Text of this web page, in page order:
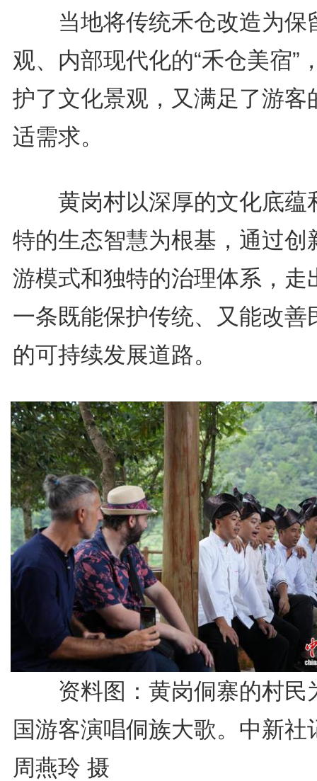
当地将传统禾仓改造为保
观、内部现代化的“禾仓美宿”
护了文化景观，又满足了游客
适需求。
黄岗村以深厚的文化底蕴
特的生态智慧为根基，通过创
游模式和独特的治理体系，走
一条既能保护传统、又能改善
的可持续发展道路。
资料图：黄岗侗寨的村民
国游客演唱侗族大歌。中新社
周燕玲 摄